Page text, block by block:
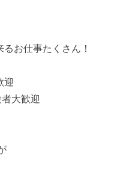
お仕事たくさん！
迎
大歓迎